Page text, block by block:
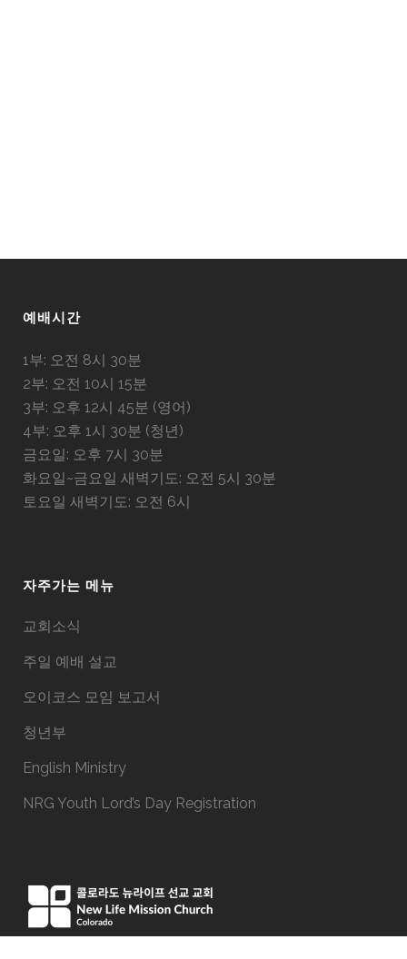
예배시간
1부: 오전 8시 30분
2부: 오전 10시 15분
3부: 오후 12시 45분 (영어)
4부: 오후 1시 30분 (청년)
금요일: 오후 7시 30분
화요일~금요일 새벽기도: 오전 5시 30분
토요일 새벽기도: 오전 6시
자주가는 메뉴
교회소식
주일 예배 설교
오이코스 모임 보고서
청년부
English Ministry
NRG Youth Lord’s Day Registration